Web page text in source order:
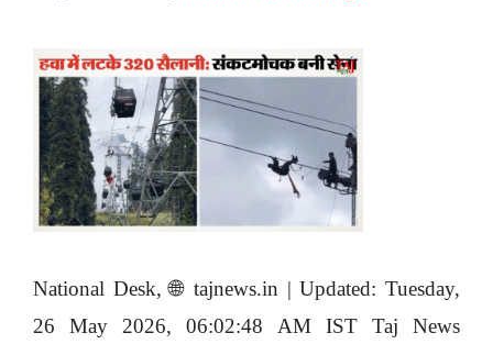
National Desk, 🌐 tajnews.in | Updated: Tuesday,
26 May 2026, 06:02:48 AM IST Taj News